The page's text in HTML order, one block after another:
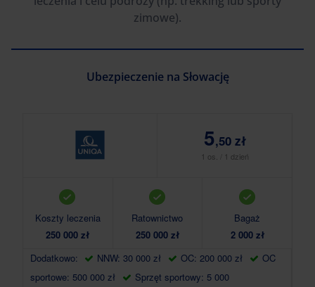
zimowe).
Ubezpieczenie na Słowację
Koszty leczenia
250 000 zł
Ratownictwo
250 000 zł
Bagaż
2 000 zł
Dodatkowo:
NNW: 30 000 zł OC: 200 000 zł
OC
sportowe: 500 000 zł
Sprzęt sportowy: 5 000
5,50 zł
1 os. / 1 dzień